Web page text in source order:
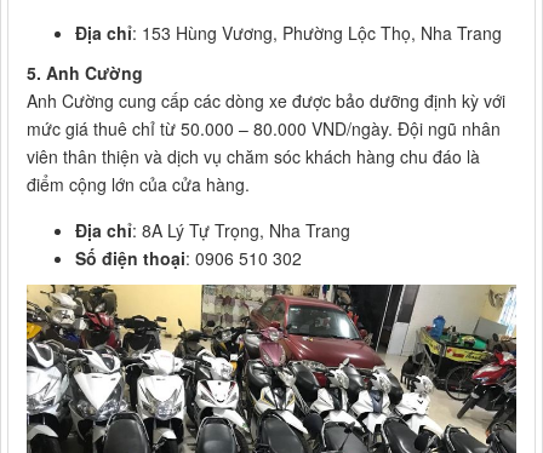
Địa chỉ: 153 Hùng Vương, Phường Lộc Thọ, Nha Trang
5. Anh Cường
Anh Cường cung cấp các dòng xe được bảo dưỡng định kỳ với
mức giá thuê chỉ từ 50.000 – 80.000 VND/ngày. Đội ngũ nhân
viên thân thiện và dịch vụ chăm sóc khách hàng chu đáo là
điểm cộng lớn của cửa hàng.
Địa chỉ: 8A Lý Tự Trọng, Nha Trang
Số điện thoại: 0906 510 302